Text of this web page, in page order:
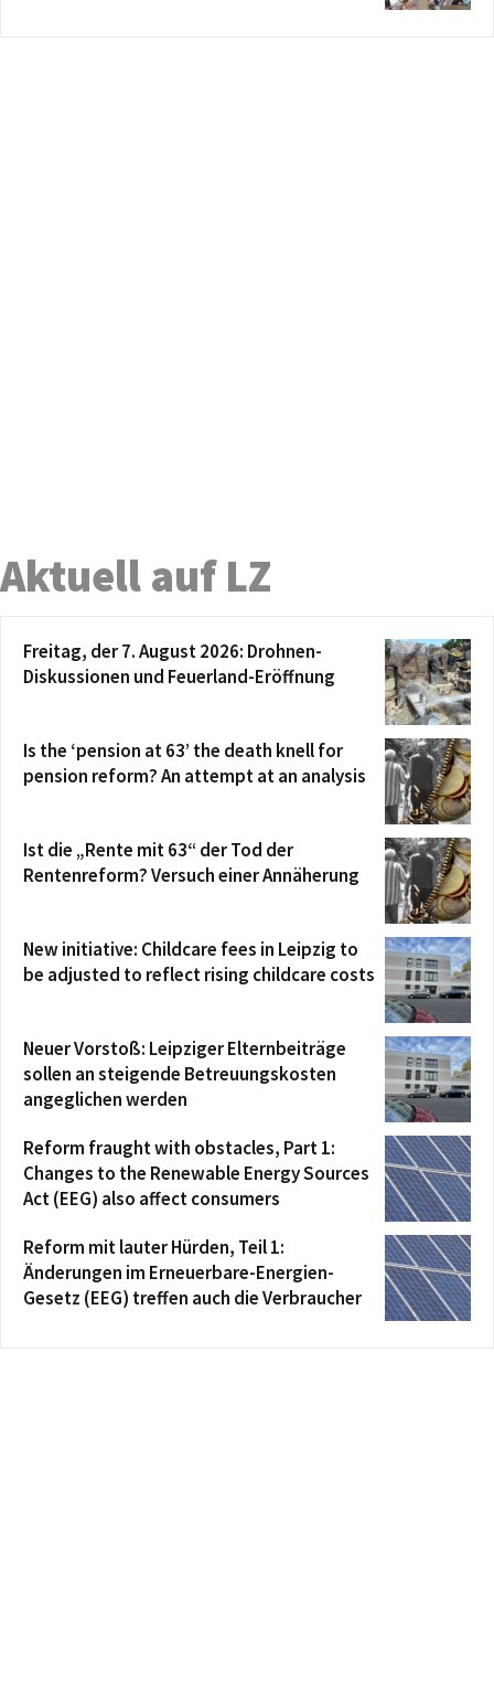
Aktuell auf LZ
Freitag, der 7. August 2026: Drohnen-
Diskussionen und Feuerland-Eröffnung
Is the ‘pension at 63’ the death knell for
pension reform? An attempt at an analysis
Ist die „Rente mit 63“ der Tod der
Rentenreform? Versuch einer Annäherung
New initiative: Childcare fees in Leipzig to
be adjusted to reflect rising childcare costs
Neuer Vorstoß: Leipziger Elternbeiträge
sollen an steigende Betreuungskosten
angeglichen werden
Reform fraught with obstacles, Part 1:
Changes to the Renewable Energy Sources
Act (EEG) also affect consumers
Reform mit lauter Hürden, Teil 1:
Änderungen im Erneuerbare-Energien-
Gesetz (EEG) treffen auch die Verbraucher